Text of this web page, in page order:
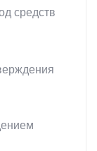
средств